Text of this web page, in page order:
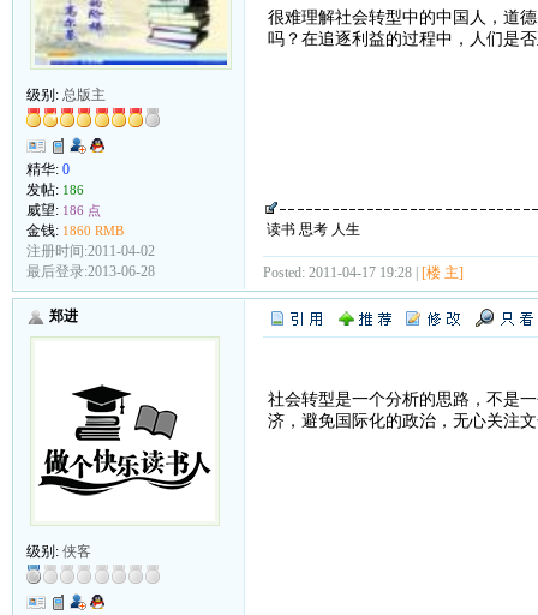
级别: 总版主
精华: 0
发帖: 186
威望: 186 点
金钱: 1860 RMB
注册时间:2011-04-02
最后登录:2013-06-28
很难理解社会转型中的中国人，道
吗？在追逐利益的过程中，人们是
读书 思考 人生
Posted: 2011-04-17 19:28 | [楼 主]
郑进
级别: 侠客
社会转型是一个分析的思路，不是
济，避免国际化的政治，无心关注